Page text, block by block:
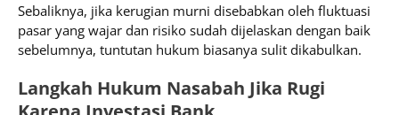
Sebaliknya, jika kerugian murni disebabkan oleh fluktuasi
pasar yang wajar dan risiko sudah dijelaskan dengan baik
sebelumnya, tuntutan hukum biasanya sulit dikabulkan.
Langkah Hukum Nasabah Jika Rugi